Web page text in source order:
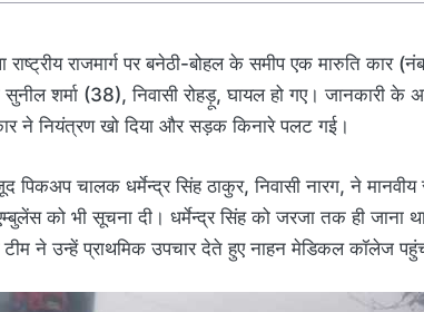
राजमार्ग पर बनेठी-बोहल के समीप एक मारुति
शर्मा (38), निवासी रोहड़ू, घायल हो गए। जानकारी के
ने नियंत्रण खो दिया और सड़क किनारे पलट गई।
पिकअप चालक धर्मेन्द्र सिंह ठाकुर, निवासी नारग, ने
को भी सूचना दी। धर्मेन्द्र सिंह को जरजा तक ही जाना
ने उन्हें प्राथमिक उपचार देते हुए नाहन मेडिकल कॉलेज